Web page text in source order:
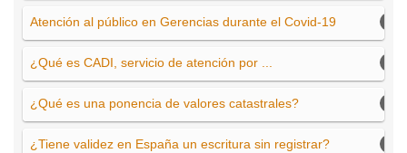
Atención al público en Gerencias durante el Covid-19
¿Qué es CADI, servicio de atención por ...
¿Qué es una ponencia de valores catastrales?
¿Tiene validez en España un escritura sin registrar?